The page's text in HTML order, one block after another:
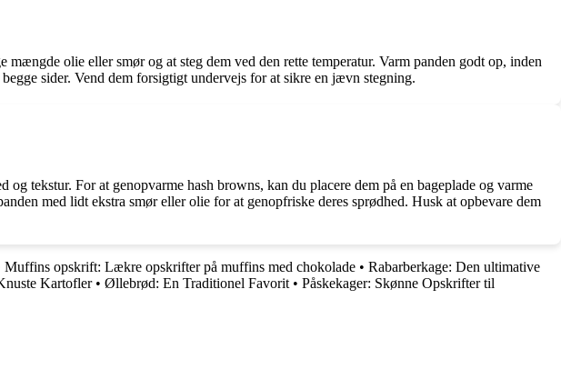
olie eller smør og at steg dem ved den rette temperatur. Varm panden godt op, inden
sider. Vend dem forsigtigt undervejs for at sikre en jævn stegning.
tekstur. For at genopvarme hash browns, kan du placere dem på en bageplade og varme
med lidt ekstra smør eller olie for at genopfriske deres sprødhed. Husk at opbevare dem
Muffins opskrift: Lækre opskrifter på muffins med chokolade • Rabarberkage: Den ultimative
Kartofler• Øllebrød: En Traditionel Favorit • Påskekager: Skønne Opskrifter til